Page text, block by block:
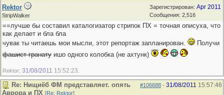
Зарегистрирован: Apr 2011
Сообщения: 2,516
Rektor
StripWalker
==лучше бы составил каталогизатор стрипок ПХ = точная описуха, что
как делает и бла бла
чувак ты читаешь мои мысли, этот репортаж запланирован.
Получи
фашист гранату ишо одного колобка (не ахтунк)
Rektor; 31/08/2011 15:52:23
#106688 - 31/08/2011 15:57:46
Re: Нищиёб ФМ представляет. опять
Аврора и ПХ [Re: Rektor]